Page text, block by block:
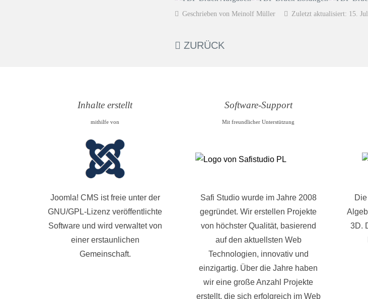
Geschrieben von Meinolf Müller Zuletzt aktualisiert: 15.
ZURÜCK
Inhalte erstellt
mithilfe von
Joomla! CMS ist freie unter der
GNU/GPL-Lizenz veröffentlichte
Software und wird verwaltet von
einer erstaunlichen
Gemeinschaft.
Software-Support
Mit freundlicher Unterstützung
Safi Studio wurde im Jahre 2008
gegründet. Wir erstellen Projekte
von höchster Qualität, basierend
auf den aktuellsten Web
Technologien, innovativ und
einzigartig. Über die Jahre haben
wir eine große Anzahl Projekte
erstellt, die sich erfolgreich im Web
3D.